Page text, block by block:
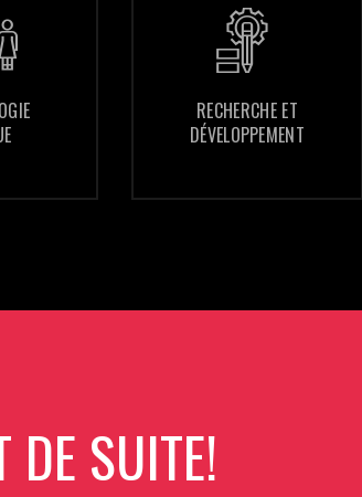
RECHERCHE ET
RECHERCHE ET
DE SUITE!